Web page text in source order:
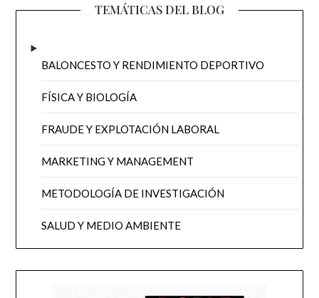
TEMÁTICAS DEL BLOG
BALONCESTO Y RENDIMIENTO DEPORTIVO
FÍSICA Y BIOLOGÍA
FRAUDE Y EXPLOTACIÓN LABORAL
MARKETING Y MANAGEMENT
METODOLOGÍA DE INVESTIGACIÓN
SALUD Y MEDIO AMBIENTE